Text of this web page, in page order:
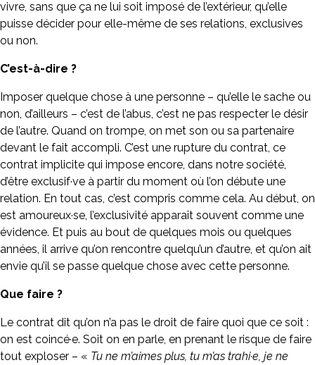
vivre, sans que ça ne lui soit imposé de l’extérieur, qu’elle
puisse décider pour elle-même de ses relations, exclusives
ou non.
C’est-à-dire ?
Imposer quelque chose à une personne – qu’elle le sache ou
non, d’ailleurs – c’est de l’abus, c’est ne pas respecter le désir
de l’autre. Quand on trompe, on met son ou sa partenaire
devant le fait accompli. C’est une rupture du contrat, ce
contrat implicite qui impose encore, dans notre société,
d’être exclusif·ve à partir du moment où l’on débute une
relation. En tout cas, c’est compris comme cela. Au début, on
est amoureux·se, l’exclusivité apparaît souvent comme une
évidence. Et puis au bout de quelques mois ou quelques
années, il arrive qu’on rencontre quelqu’un d’autre, et qu’on ait
envie qu’il se passe quelque chose avec cette personne.
Que faire ?
Le contrat dit qu’on n’a pas le droit de faire quoi que ce soit :
on est coincé·e. Soit on en parle, en prenant le risque de faire
tout exploser – « Tu ne m’aimes plus, tu m’as trahi·e, je ne